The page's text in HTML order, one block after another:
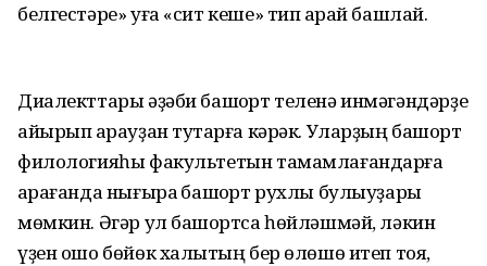
белгестәре» уға «сит кеше» тип ҡарай башлай.
Диалекттары әҙәби башҡорт теленә инмәгәндәрҙе
айырып ҡарауҙан туҡтарға кәрәк. Уларҙың башҡорт
филологияһы факультетын тамамлағандарға
ҡарағанда нығыраҡ башҡорт рухлы булыуҙары
мөмкин. Әгәр ул башҡортса һөйләшмәй, ләкин
үҙен ошо бөйөк халыҡтың бер өлөшө итеп тоя,